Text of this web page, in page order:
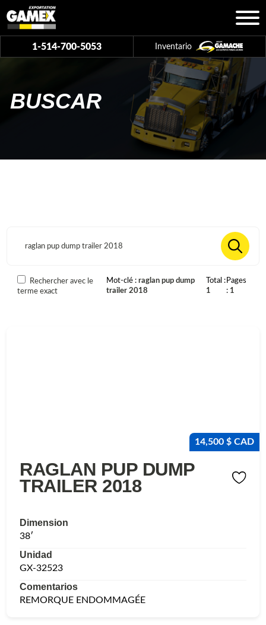
1-514-700-5053 Inventario
BUSCAR
Rechercher avec le
terme exact
Mot-clé
raglan pup dump
trailer 2018
Total
1
Pages
1
14,500 $ CAD
RAGLAN PUP DUMP
TRAILER 2018
Dimension
38′
Unidad
GX-32523
Comentarios
REMORQUE ENDOMMAGÉE